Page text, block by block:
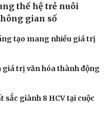
thế hệ trẻ nuôi
gian số
tạo mang nhiều giá trị
giá trị văn hóa thành động
sắc giành 8 HCV tại cuộc